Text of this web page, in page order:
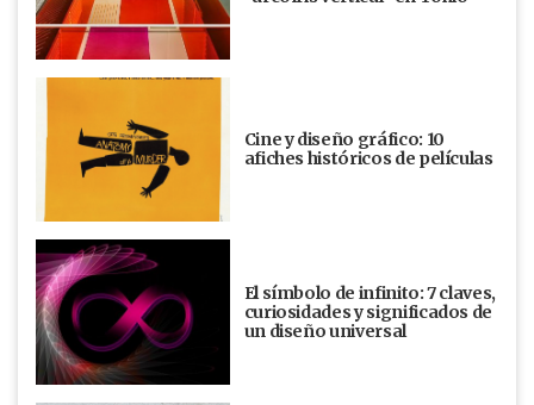
Cine y diseño gráfico: 10
afiches históricos de películas
El símbolo de infinito: 7 claves,
curiosidades y significados de
un diseño universal